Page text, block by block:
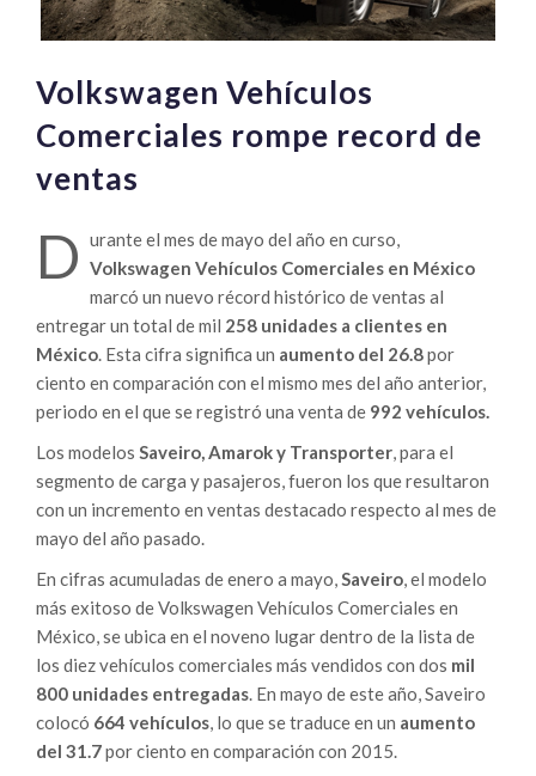
Volkswagen Vehículos
Comerciales rompe record de
ventas
D urante el mes de mayo del año en curso,
Volkswagen Vehículos Comerciales en México
marcó un nuevo récord histórico de ventas al
entregar un total de mil 258 unidades a clientes en
México. Esta cifra significa un aumento del 26.8por
ciento en comparación con el mismo mes del año anterior,
periodo en el que se registró una venta de 992 vehículos.
Los modelos Saveiro, Amarok y Transporter, para el
segmento de carga y pasajeros, fueron los que resultaron
con un incremento en ventas destacado respecto al mes de
mayo del año pasado.
En cifras acumuladas de enero a mayo,Saveiro, el modelo
más exitoso de Volkswagen Vehículos Comerciales en
México, se ubica en el noveno lugar dentro de la lista de
los diez vehículos comerciales más vendidos con dos mil
800 unidades entregadas. En mayo de este año, Saveiro
colocó 664 vehículos, lo que se traduce en un aumento
del 31.7por ciento en comparación con 2015.